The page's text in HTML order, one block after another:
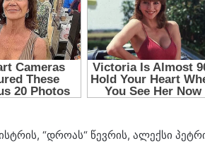
“დრო­ას“ წევ­რის, ალექ­სი